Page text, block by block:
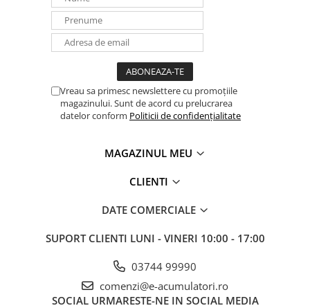
UPS pentru centrale termice si
sisteme de urgenta - acumulator
UPS Calculatoare si Servere
Stabilizatoare Tensiune
PDUs unitati de distributie a
Frigidere portabile
Statii energie portabile
Vreau sa primesc newslettere cu promoțiile
magazinului. Sunt de acord cu prelucrarea
datelor conform Politicii de confidențialitate
MAGAZINUL MEU
CLIENTI
DATE COMERCIALE
SUPORT CLIENTI LUNI - VINERI 10:00 - 17:00
03744 99990
comenzi@e-acumulatori.ro
SOCIAL URMARESTE-NE IN SOCIAL MEDIA